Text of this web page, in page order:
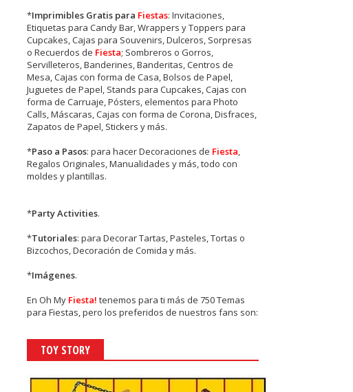
*Imprimibles Gratis para Fiestas: Invitaciones,
Etiquetas para Candy Bar, Wrappers y Toppers para
Cupcakes, Cajas para Souvenirs, Dulceros, Sorpresas
o Recuerdos de Fiesta; Sombreros o Gorros,
Servilleteros, Banderines, Banderitas, Centros de
Mesa, Cajas con forma de Casa, Bolsos de Papel,
Juguetes de Papel, Stands para Cupcakes, Cajas con
forma de Carruaje, Pósters, elementos para Photo
Calls, Máscaras, Cajas con forma de Corona, Disfraces,
Zapatos de Papel, Stickers y más.
*Paso a Pasos: para hacer Decoraciones de Fiesta,
Regalos Originales, Manualidades y más, todo con
moldes y plantillas.
*Party Activities.
*Tutoriales: para Decorar Tartas, Pasteles, Tortas o
Bizcochos, Decoración de Comida y más.
*Imágenes.
EnOh My Fiesta! tenemos para ti más de 750 Temas
para Fiestas, pero los preferidos de nuestros fans son:
TOY STORY